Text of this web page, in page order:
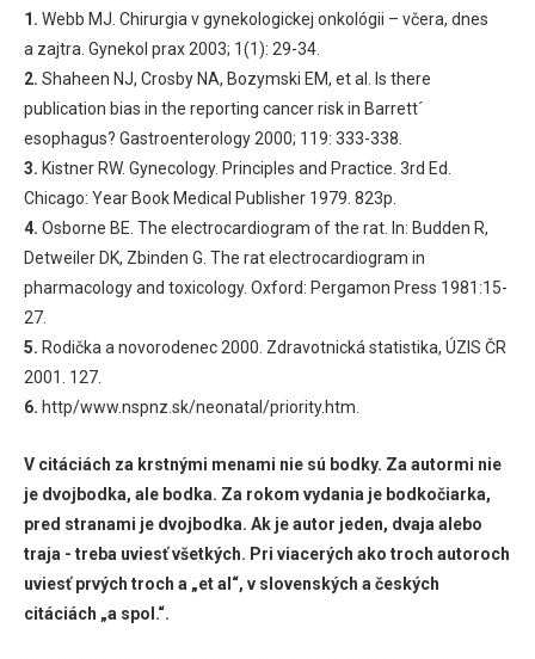
1. Webb MJ. Chirurgia v gynekologickej onkológii – včera, dnes
a zajtra. Gynekol prax 2003; 1(1): 29-34.
2. Shaheen NJ, Crosby NA, Bozymski EM, et al. Is there
publication bias in the reporting cancer risk in Barrett´
esophagus? Gastroenterology 2000; 119: 333-338.
3. Kistner RW. Gynecology. Principles and Practice. 3rd Ed.
Chicago: Year Book Medical Publisher 1979. 823p.
4. Osborne BE. The electrocardiogram of the rat. In: Budden R,
Detweiler DK, Zbinden G. The rat electrocardiogram in
pharmacology and toxicology. Oxford: Pergamon Press 1981:15-
27.
5. Rodička a novorodenec 2000. Zdravotnická statistika, ÚZIS ČR
2001. 127.
6. http/www.nspnz.sk/neonatal/priority.htm.
V citáciách za krstnými menami nie sú bodky. Za autormi nie
je dvojbodka, ale bodka. Za rokom vydania je bodkočiarka,
pred stranami je dvojbodka. Ak je autor jeden, dvaja alebo
traja - treba uviesť všetkých. Pri viacerých ako troch autoroch
uviesť prvých troch a „et al“, v slovenských a českých
citáciách „a spol.“.